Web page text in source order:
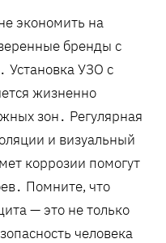
экономить на
бренды с
Установка УЗО с
жизненно
зон․ Регулярная
и визуальный
коррозии помогут
Помните, что
— это не только
человека